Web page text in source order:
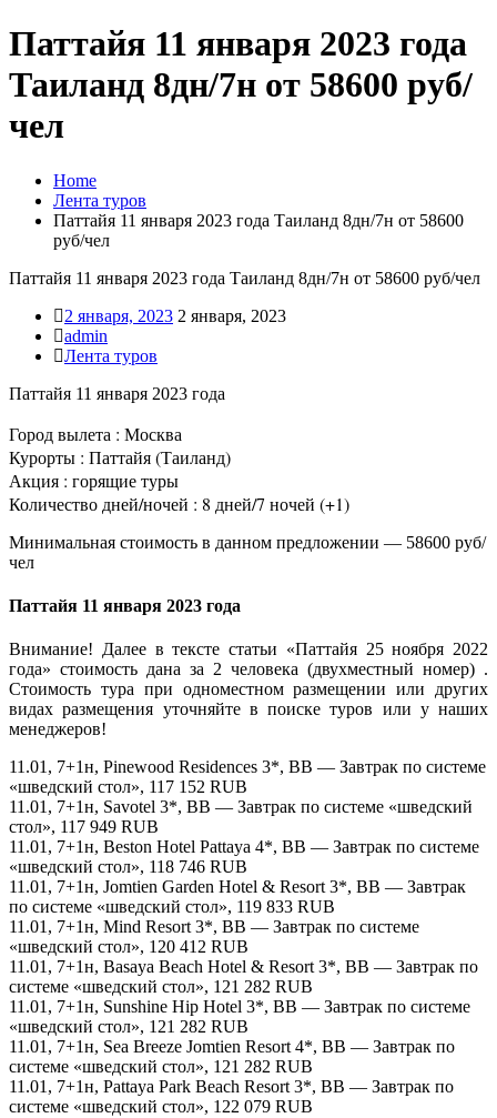
Паттайя 11 января 2023 года
Таиланд 8дн/7н от 58600 руб/
чел
Home
Лента туров
Паттайя 11 января 2023 года Таиланд 8дн/7н от 58600
руб/чел
Паттайя 11 января 2023 года Таиланд 8дн/7н от 58600 руб/чел
2 января, 2023 2 января, 2023
admin
Лента туров
Паттайя 11 января 2023 года
Город вылета : Москва
Курорты : Паттайя (Таиланд)
Акция : горящие туры
Количество дней/ночей : 8 дней/7 ночей (+1)
Минимальная стоимость в данном предложении — 58600 руб/
чел
Паттайя 11 января 2023 года
Внимание! Далее в тексте статьи «Паттайя 25 ноября 2022
года» стоимость дана за 2 человека (двухместный номер) .
Стоимость тура при одноместном размещении или других
видах размещения уточняйте в поиске туров или у наших
менеджеров!
11.01, 7+1н, Pinewood Residences 3*, BB — Завтрак по системе
«шведский стол», 117 152 RUB
11.01, 7+1н, Savotel 3*, BB — Завтрак по системе «шведский
стол», 117 949 RUB
11.01, 7+1н, Beston Hotel Pattaya 4*, BB — Завтрак по системе
«шведский стол», 118 746 RUB
11.01, 7+1н, Jomtien Garden Hotel & Resort 3*, BB — Завтрак
по системе «шведский стол», 119 833 RUB
11.01, 7+1н, Mind Resort 3*, BB — Завтрак по системе
«шведский стол», 120 412 RUB
11.01, 7+1н, Basaya Beach Hotel & Resort 3*, BB — Завтрак по
системе «шведский стол», 121 282 RUB
11.01, 7+1н, Sunshine Hip Hotel 3*, BB — Завтрак по системе
«шведский стол», 121 282 RUB
11.01, 7+1н, Sea Breeze Jomtien Resort 4*, BB — Завтрак по
системе «шведский стол», 121 282 RUB
11.01, 7+1н, Pattaya Park Beach Resort 3*, BB — Завтрак по
системе «шведский стол», 122 079 RUB